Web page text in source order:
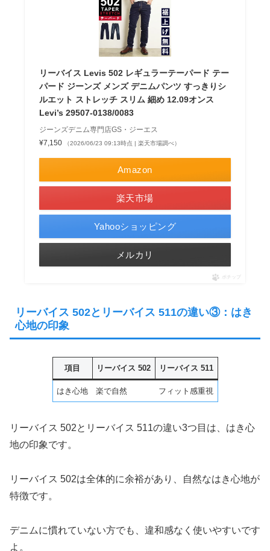
リーバイス Levis 502 レギュラーテーパード テー
パード ジーンズ メンズ デニムパンツ すっきりシ
ルエット ストレッチ スリム 細め 12.09オンス
Levi’s 29507-0138/0083
ジーンズデニム専門店GS・ジーエス
¥7,150
（2026/06/23 09:13時点 | 楽天市場調べ）
Amazon
楽天市場
Yahooショッピング
メルカリ
ポチップ
リーバイス 502とリーバイス 511の違い③：はき
心地の印象
項目 リーバイス 502 リーバイス 511
はき心地 楽で自然 フィット感重視
リーバイス 502とリーバイス 511の違い3つ目は、はき心
地の印象です。
リーバイス 502は全体的に余裕があり、自然なはき心地が
特徴です。
デニムに慣れていない方でも、違和感なく使いやすいです
よ。